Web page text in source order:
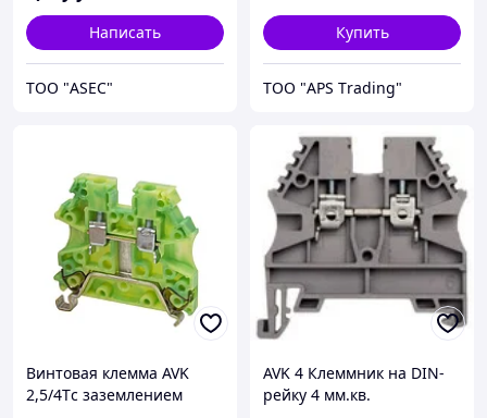
Написать
ТОО "ASEC"
Купить
ТОО "APS Тrading"
Винтовая клемма AVK
2,5/4Tс заземлением
AVK 4 Клеммник на DIN-
рейку 4 мм.кв.